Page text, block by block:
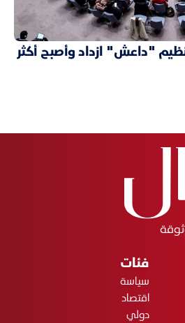
"داعش" ازداد وأصبح أكثر
فئات
سياسة
اقتصاد
دولي